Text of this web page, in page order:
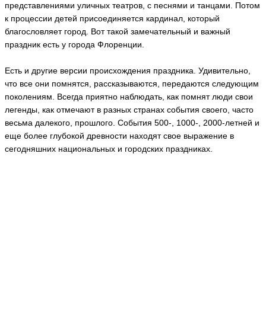
представлениями уличных театров, с песнями и танцами. Потом
к процессии детей присоединяется кардинал, который
благословляет город. Вот такой замечательный и важный
праздник есть у города Флоренции.
Есть и другие версии происхождения праздника. Удивительно,
что все они помнятся, рассказываются, передаются следующим
поколениям. Всегда приятно наблюдать, как помнят люди свои
легенды, как отмечают в разных странах события своего, часто
весьма далекого, прошлого. События 500-, 1000-, 2000-летней и
еще более глубокой древности находят свое выражение в
сегодняшних национальных и городских праздниках.